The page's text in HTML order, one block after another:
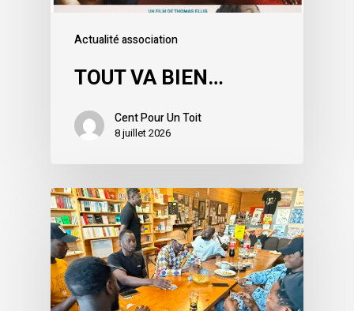
Actualité association
TOUT VA BIEN…
Cent Pour Un Toit
8 juillet 2026